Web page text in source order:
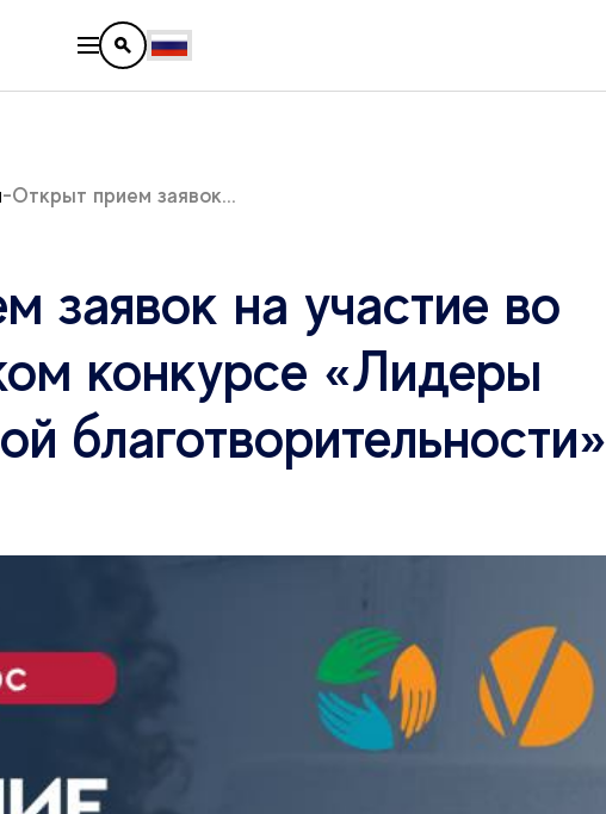
Открыт прием заявок...
заявок на участие во
конкурсе «Лидеры
благотворительности»